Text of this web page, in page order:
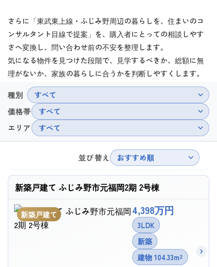
さらに「東武東上線・ふじみ野周辺の暮らしを、住まいのコ
ンサルタント目線で提案」を、購入者にとっての相談しやす
さへ変換し、問い合わせ前の不安を整理します。
気になる物件を見つけた段階で、見学するべきか、総額に無
理がないか、家族の暮らしに合うかを判断しやすくします。
種別
すべて
価格帯
すべて
エリア
すべて
並び替え おすすめ順
新築戸建て ふじみ野市元福岡2期 2号棟
新築戸建て 4,398万円
3LDK
新築
建物 104.33m²